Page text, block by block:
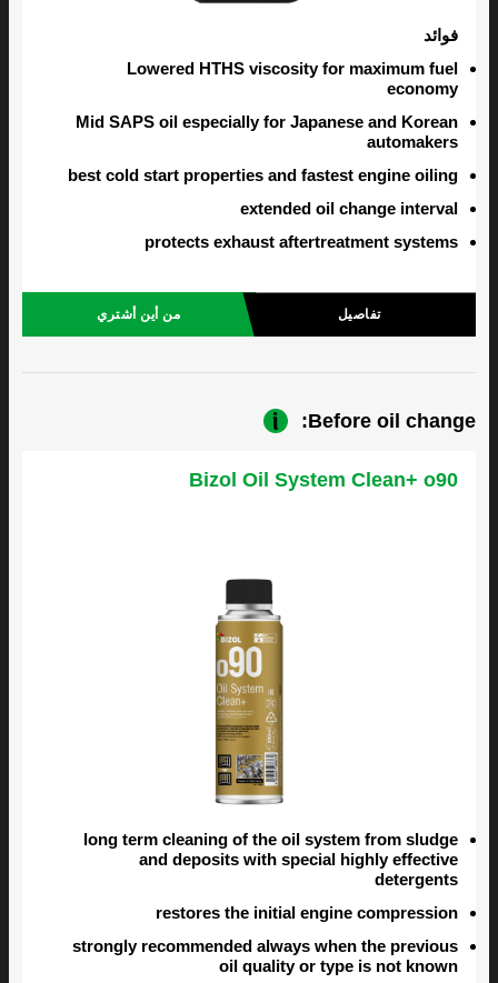
فوائد
Lowered HTHS viscosity for maximum fuel
economy
Mid SAPS oil especially for Japanese and Korean
automakers
best cold start properties and fastest engine oiling
extended oil change interval
protects exhaust aftertreatment systems
تفاصيل من أين أشتري
Before oil change:
Bizol Oil System Clean+ o90
long term cleaning of the oil system from sludge
and deposits with special highly effective
detergents
restores the initial engine compression
strongly recommended always when the previous
oil quality or type is not known